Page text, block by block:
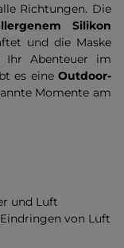
Richtungen. Die
Silikon
und die Maske
Ihr Abenteuer im
es eineOutdoor-
Momente am
und Luft
von Luft